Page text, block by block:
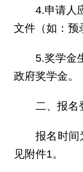
4.申请人
文件（如：预
5.奖学金
政府奖学金。
二、报名
报名时间
见附件1。